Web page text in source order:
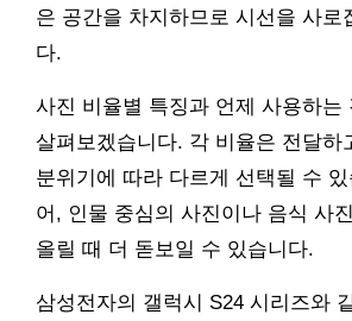
은 공간을 차지하므로 시선을 사로
다.
사진 비율별 특징과 언제 사용하는
살펴보겠습니다. 각 비율은 전달하
분위기에 따라 다르게 선택될 수
어, 인물 중심의 사진이나 음식 사
올릴 때 더 돋보일 수 있습니다.
삼성전자의 갤럭시 S24 시리즈와